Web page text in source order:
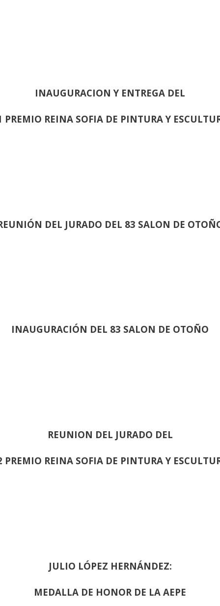
INAUGURACION Y ENTREGA DEL
PREMIO REINA SOFIA DE PINTURA Y
DEL JURADO DEL 83 SALON DE
INAUGURACIÓN DEL 83 SALON DE OTOÑO
REUNION DEL JURADO DEL
PREMIO REINA SOFIA DE PINTURA Y
JULIO LÓPEZ HERNÁNDEZ:
MEDALLA DE HONOR DE LA AEPE